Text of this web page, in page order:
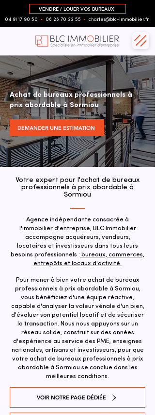
VENDRE / LOUER VOS BUREAUX
04 91 17 90 50 ▪︎ 06 26 70 22 55 ▪︎ charles@blc-immobilier.fr
Achat de bureaux professionnels à
prix abordable à Sormiou
DEMANDER UNE ESTIMATION
Votre expert pour l'achat de bureaux
professionnels à prix abordable à
Sormiou
Agence indépendante consacrée à
l'immobilier d'entreprise, BLC Immobilier
accompagne acquéreurs, vendeurs,
locataires et investisseurs dans tous leurs
besoins professionnels : bureaux, commerces,
entrepôts et locaux d'activité.
Pour mener à bien votre achat de bureaux
professionnels à prix abordable à Sormiou,
vous bénéficiez d'une équipe réactive,
capable d'analyser la valeur vénale d'un bien,
d'évaluer son potentiel locatif et de sécuriser
la transaction. ​Nous nous appuyons sur un
réseau solide, construit sur des années
d'expérience au service des PME, enseignes
nationales, artisans et investisseurs, pour que
votre achat de bureaux professionnels à prix
abordable à Sormiou se conclue dans les
meilleures conditions.
VOIR NOTRE PAGE DÉDIÉE